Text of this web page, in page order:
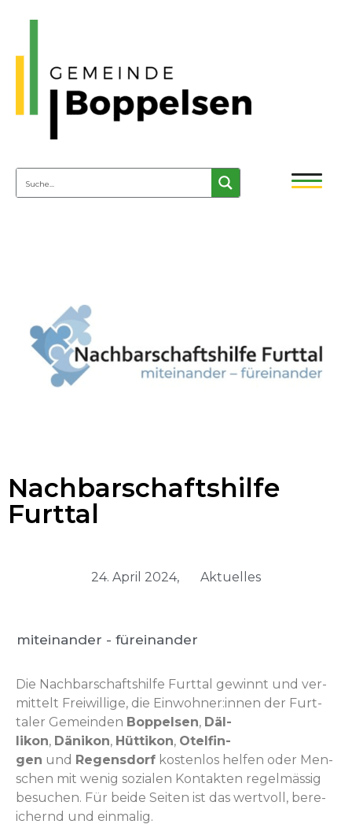
Nachbarschaftshilfe
Furttal
24. April 2024, Aktuelles
miteinander - füreinander
Die Nach­barschaft­shil­fe Furt­tal gewin­nt und ver­
mit­telt Frei­willige, die Einwohner:innen der Furt­
taler Gemein­den Bop­pelsen, Däl­
likon, Dänikon, Hüt­tikon, Otelfin­
gen und Regens­dorf kosten­los helfen oder Men­
schen mit wenig sozialen Kon­tak­ten regelmäs­sig
besuchen. Für bei­de Seit­en ist das wertvoll, bere­
ich­ernd und einmalig.